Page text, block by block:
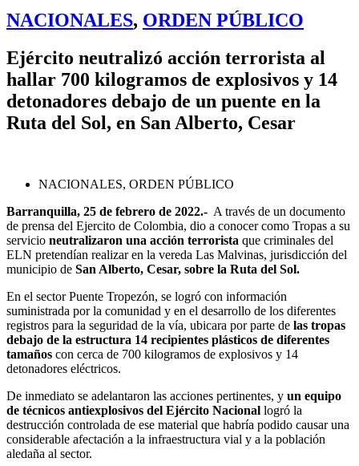
NACIONALES, ORDEN PÚBLICO
Ejército neutralizó acción terrorista al
hallar 700 kilogramos de explosivos y 14
detonadores debajo de un puente en la
Ruta del Sol, en San Alberto, Cesar
NACIONALES, ORDEN PÚBLICO
Barranquilla, 25 de febrero de 2022.- A través de un documento
de prensa del Ejercito de Colombia, dio a conocer como Tropas a su
servicio neutralizaron una acción terrorista que criminales del
ELN pretendían realizar en la vereda Las Malvinas, jurisdicción del
municipio de San Alberto, Cesar, sobre la Ruta del Sol.
En el sector Puente Tropezón, se logró con información
suministrada por la comunidad y en el desarrollo de los diferentes
registros para la seguridad de la vía, ubicara por parte de las tropas
debajo de la estructura 14 recipientes plásticos de diferentes
tamaños con cerca de 700 kilogramos de explosivos y 14
detonadores eléctricos.
De inmediato se adelantaron las acciones pertinentes, y un equipo
de técnicos antiexplosivos del Ejército Nacional logró la
destrucción controlada de ese material que habría podido causar una
considerable afectación a la infraestructura vial y a la población
aledaña al sector.